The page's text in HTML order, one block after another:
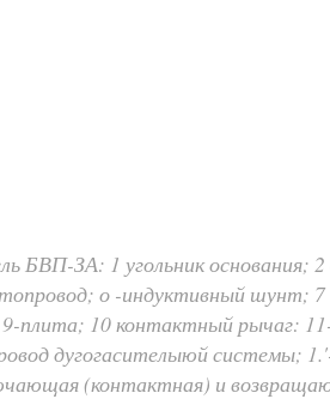
БВП-ЗА: 1 угольник основания;
о -индуктивный шунт; 7
плита; 10 контактный рычаг:
дугогасителыюй системы;
(контактная) и